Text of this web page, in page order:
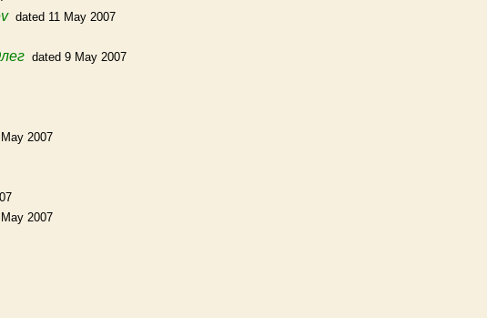
dated 11 May 2007
dated 9 May 2007
2007
2007